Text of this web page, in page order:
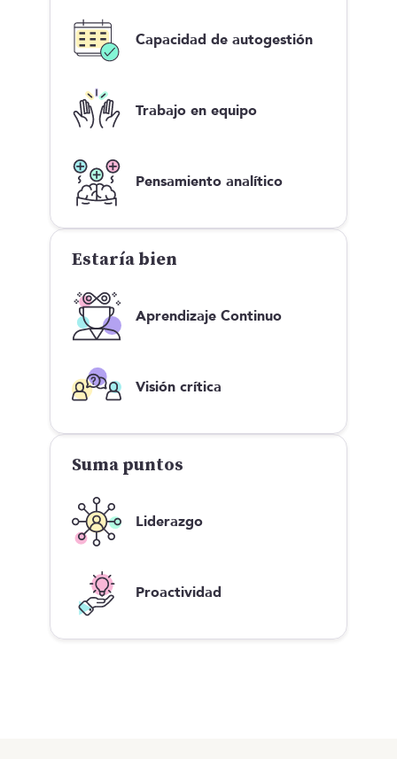
Capacidad de autogestión
Trabajo en equipo
Pensamiento analítico
Estaría bien
Aprendizaje Continuo
Visión crítica
Suma puntos
Liderazgo
Proactividad